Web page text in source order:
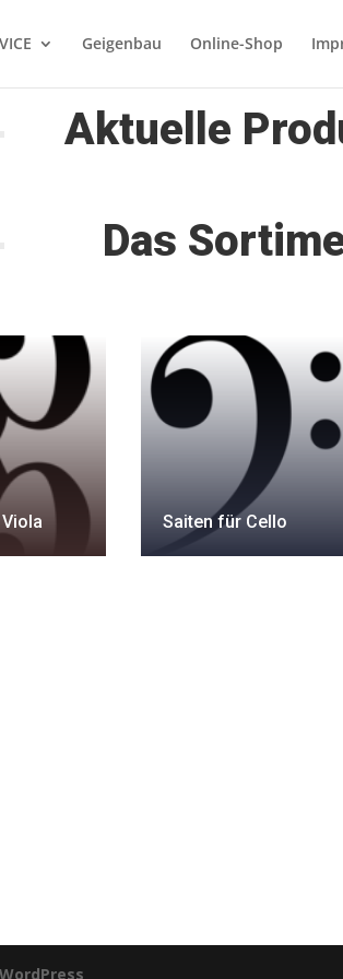
Geigenbau Online-Shop
Aktuelle
Das
Saiten für Cello
WordPress